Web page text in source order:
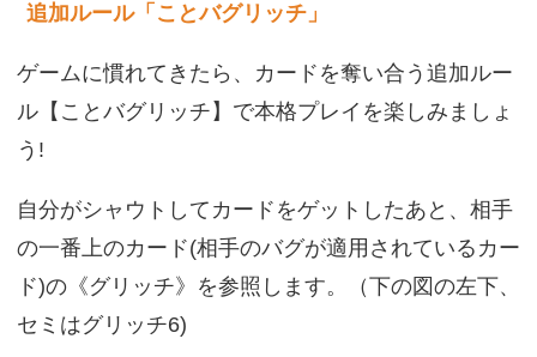
追加ルール「ことバグリッチ」
ゲームに慣れてきたら、カードを奪い合う追加ルー
ル【ことバグリッチ】で本格プレイを楽しみましょ
う!
自分がシャウトしてカードをゲットしたあと、相手
の一番上のカード(相手のバグが適用されているカー
ド)の《グリッチ》を参照します。（下の図の左下、
セミはグリッチ6)